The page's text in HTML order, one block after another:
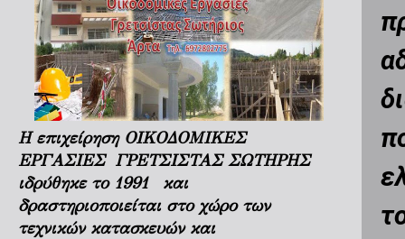
Η επιχείρηση ΟΙΚΟΔΟΜΙΚΕΣ
ΕΡΓΑΣΙΕΣ ΓΡΕΤΣΙΣΤΑΣ ΣΩΤΗΡΗΣ
ιδρύθηκε το 1991 και
δραστηριοποιείται στο χώρο των
τεχνικών κατασκευών και